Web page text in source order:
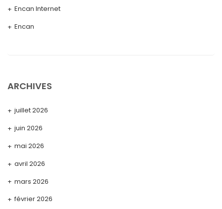
Encan Internet
Encan
ARCHIVES
juillet 2026
juin 2026
mai 2026
avril 2026
mars 2026
février 2026